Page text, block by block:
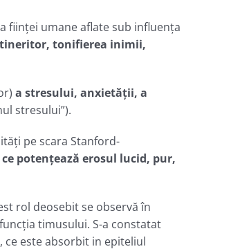
ființei umane aflate sub influenţa
tonifierea inimii,
a stresului, anxietății, a
stresului”).
pe scara Stanford-
potenţează erosul lucid, pur,
rol deosebit se observă în
timusului. S-a constatat
este absorbit in epiteliul